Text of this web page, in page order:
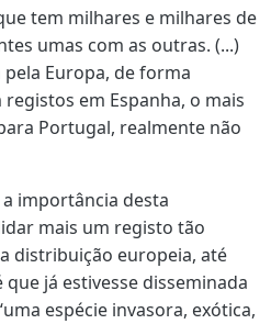
tem milhares e milhares de
umas com as outras. (...)
Europa, de forma
em Espanha, o mais
Portugal, realmente não
importância desta
mais um registo tão
distribuição europeia, até
já estivesse disseminada
espécie invasora, exótica,